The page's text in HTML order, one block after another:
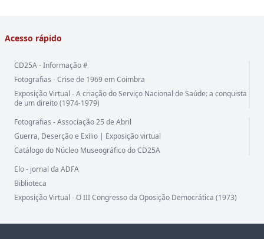
Acesso rápido
CD25A - Informação #
Fotografias - Crise de 1969 em Coimbra
Exposição Virtual - A criação do Serviço Nacional de Saúde: a conquista
de um direito (1974-1979)
Fotografias - Associação 25 de Abril
Guerra, Deserção e Exílio | Exposição virtual
Catálogo do Núcleo Museográfico do CD25A
Elo - jornal da ADFA
Biblioteca
Exposição Virtual - O III Congresso da Oposição Democrática (1973)